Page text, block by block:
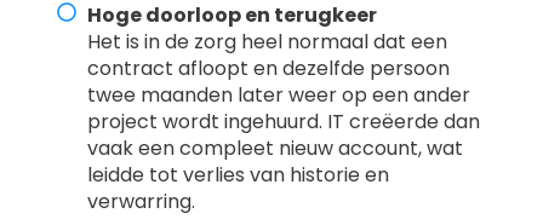
Hoge doorloop en terugkeer
Het is in de zorg heel normaal dat een
contract afloopt en dezelfde persoon
twee maanden later weer op een ander
project wordt ingehuurd. IT creëerde dan
vaak een compleet nieuw account, wat
leidde tot verlies van historie en
verwarring.